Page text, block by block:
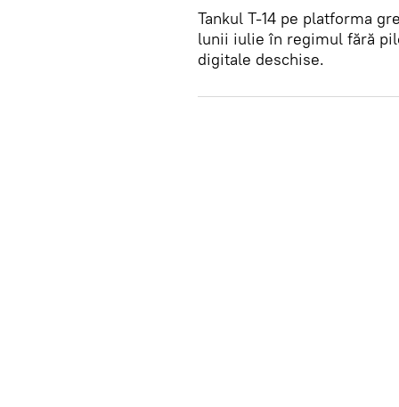
Tankul T-14 pe platforma
lunii iulie în regimul fără
digitale deschise.